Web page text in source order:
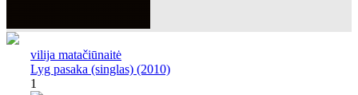
vilija matačiūnaitė
Lyg pasaka (singlas) (2010)
1